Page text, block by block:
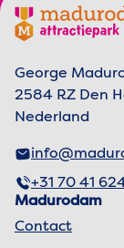
Footer
Madurodam
George
2584 RZ Den
Nederland
+31 70 41
Madurodam
Contact